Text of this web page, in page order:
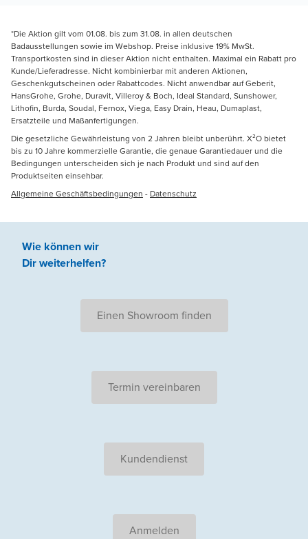
*Die Aktion gilt vom 01.08. bis zum 31.08. in allen deutschen
Badausstellungen sowie im Webshop. Preise inklusive 19% MwSt.
Transportkosten sind in dieser Aktion nicht enthalten. Maximal ein Rabatt pro
Kunde/Lieferadresse. Nicht kombinierbar mit anderen Aktionen,
Geschenkgutscheinen oder Rabattcodes. Nicht anwendbar auf Geberit,
HansGrohe, Grohe, Duravit, Villeroy & Boch, Ideal Standard, Sunshower,
Lithofin, Burda, Soudal, Fernox, Viega, Easy Drain, Heau, Dumaplast,
Ersatzteile und Maßanfertigungen.
Die gesetzliche Gewährleistung von 2 Jahren bleibt unberührt. X²O bietet
bis zu 10 Jahre kommerzielle Garantie, die genaue Garantiedauer und die
Bedingungen unterscheiden sich je nach Produkt und sind auf den
Produktseiten einsehbar.
Allgemeine Geschäftsbedingungen - Datenschutz
Wie können wir
Dir weiterhelfen?
Einen Showroom finden
Termin vereinbaren
Kundendienst
Anmelden